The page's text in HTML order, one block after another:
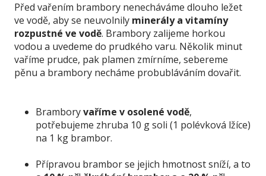
Před vařením brambory nenecháváme dlouho ležet
ve vodě, aby se neuvolnily minerály a vitamíny
rozpustné ve vodě. Brambory zalijeme horkou
vodou a uvedeme do prudkého varu. Několik minut
vaříme prudce, pak plamen zmírníme, sebereme
pěnu a brambory necháme probubláváním dovařit.
Bramboryvaříme v osolené vodě,
potřebujeme zhruba 10 g soli (1 polévková lžíce)
na 1 kg brambor.
Přípravou brambor se jejich hmotnost sníží, a to